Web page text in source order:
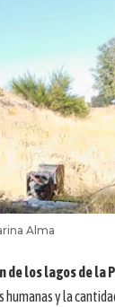
Alma
de los lagos de la
y la